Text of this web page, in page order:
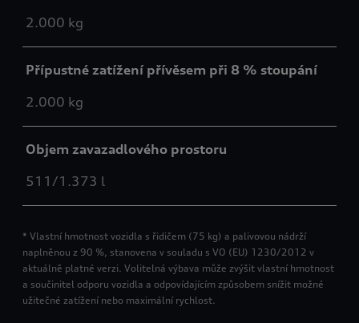
2.000 kg
Přípustné zatížení přívěsem při 8 % stoupání
2.000 kg
Objem zavazadlového prostoru
511/1.373 l
* Vlastní hmotnost vozidla s řidičem (75 kg) a palivovou nádrží
naplněnou z 90 %, stanovena v souladu s VO (EU) 1230/2012 v
aktuálně platné verzi. Volitelná výbava může zvýšit vlastní hmotnost
a součinitel odporu vozidla a odpovídajícím způsobem snížit možné
užitečné zatížení nebo maximální rychlost.